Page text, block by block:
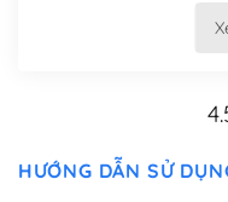
Có thể tùy biến trên
HƯỚNG DẪN SỬ